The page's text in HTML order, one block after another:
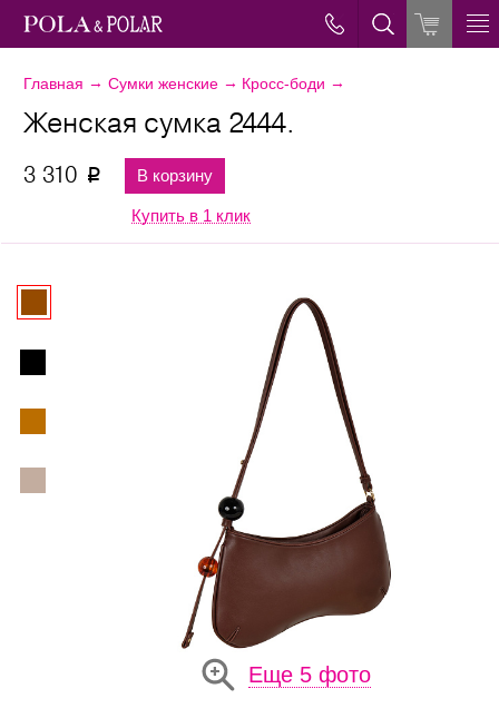
Главная → Сумки женские → Кросс-боди →
Еще 5 фото
Женская сумка 2444.
3 310 p В корзину
Купить в 1 клик